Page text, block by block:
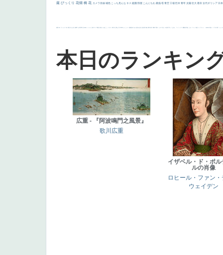
厳 びっくり 花畑 橋 花 カメラ目線 補色 こっち見んな キス 庭園 部屋 こんにちわ 素描 塔 青空 工場 巨木 青年 太陽 壮大 着衣 古代ギリシア 日
画質 last ヴィーナス 剣 白人少女 食事中 山本芳翠 麦 alciato ハーレム 女神 ローマ教皇 奥行き 火起こし シスター 東方の三博士 114514 かっこいい 受胎告知 天から覗き込む顔 設計図 挿絵 群衆 親子 裸婦 可愛い ピサロ ＃名画で学ぶ「たるみ」 ニーソックス 躍動感 黄色 こわい コート 畦道 レンブラント・ sekkusu 暖かい バブみ 靴下 ショッ
本日のランキン
広重 - 『阿波鳴門之風景』
歌川広重
イザベル・ド・ポル
ルの肖像
ロヒール・ファン・
ウェイデン